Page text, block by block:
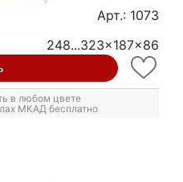
Арт.: 1073
248...323x187x86
в любом цвете
МКАД бесплатно